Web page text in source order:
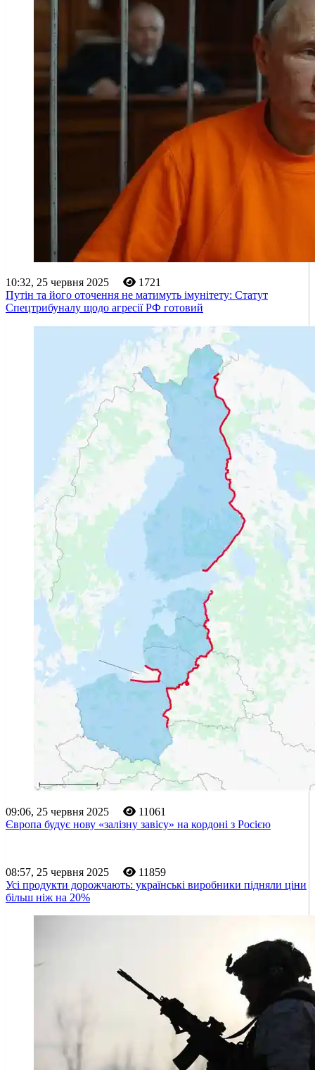
10:32, 25 червня 2025
1721
Путін та його оточення не матимуть імунітету: Статут
Спецтрибуналу щодо агресії РФ готовий
09:06, 25 червня 2025
11061
Європа будує нову «залізну завісу» на кордоні з Росією
08:57, 25 червня 2025
11859
Усі продукти дорожчають: українські виробники підняли ціни
більш ніж на 20%